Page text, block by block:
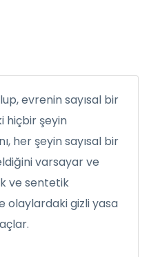
evrenin sayısal bir
hiçbir şeyin
her şeyin sayısal bir
varsayar ve
ve sentetik
olaylardaki gizli yasa